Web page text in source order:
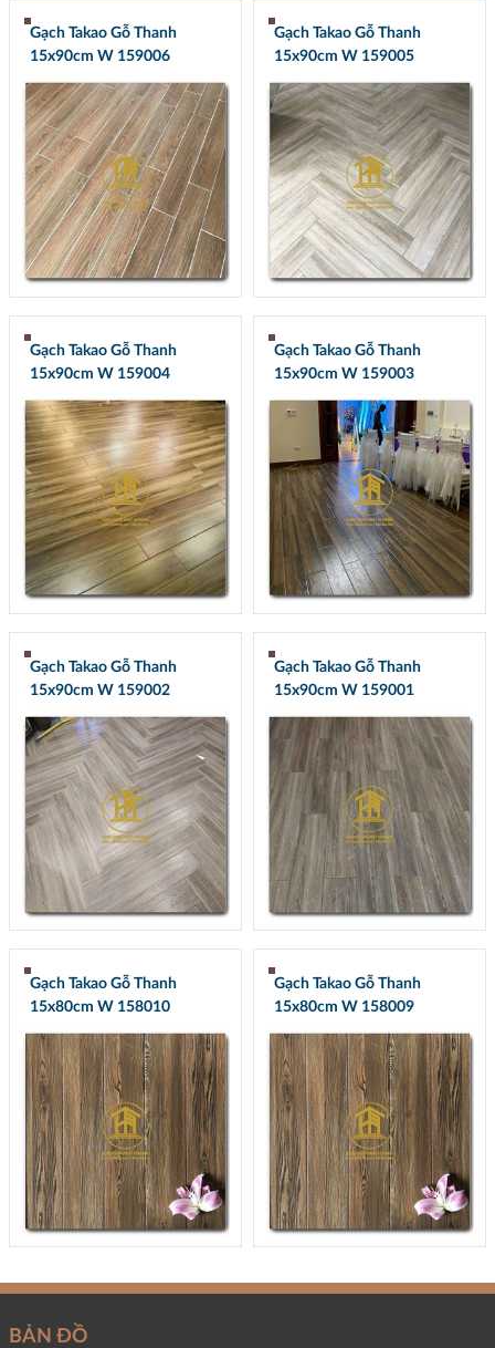
Gạch Takao Gỗ Thanh
15x90cm W 159006
Gạch Takao Gỗ Thanh
15x90cm W 159005
Gạch Takao Gỗ Thanh
15x90cm W 159004
Gạch Takao Gỗ Thanh
15x90cm W 159003
Gạch Takao Gỗ Thanh
15x90cm W 159002
Gạch Takao Gỗ Thanh
15x90cm W 159001
Gạch Takao Gỗ Thanh
15x80cm W 158010
Gạch Takao Gỗ Thanh
15x80cm W 158009
BẢN ĐỒ